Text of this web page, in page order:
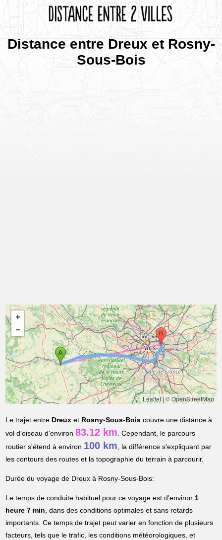
Distance entre Dreux et Rosny-
Sous-Bois
Leaflet|© OpenStreetMap
Le trajet entre Dreux et Rosny-Sous-Bois couvre une distance à
vol d'oiseau d'environ83.12 km. Cependant, le parcours
routier s'étend à environ 100 km, la différence s'expliquant par
les contours des routes et la topographie du terrain à parcourir.
Durée du voyage de Dreux à Rosny-Sous-Bois:
Le temps de conduite habituel pour ce voyage est d'environ1
heure 7 min, dans des conditions optimales et sans retards
importants. Ce temps de trajet peut varier en fonction de plusieurs
facteurs, tels que le trafic, les conditions météorologiques, et